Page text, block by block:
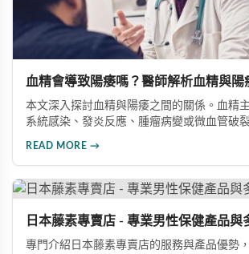
血精會導致陽痿嗎？醫師解析血精與陽
本文深入探討血精與陽痿之間的關係。血精
系統感染、發炎反應、腫瘤病變或微血管破
心理焦慮引發心因性勃起困難。若血精由前
起，長期發炎確實可能影響性功能，建議積
醫師。
READ MORE →
日本藤素專賣店 - 專業男性保健產品與
專門介紹日本藤素專賣店的服務與產品優勢